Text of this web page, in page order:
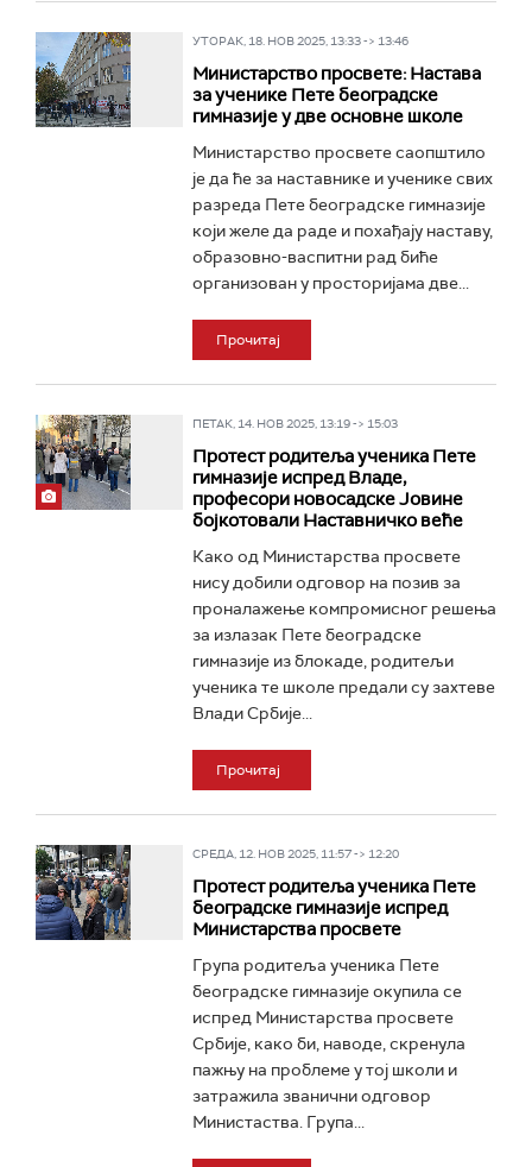
УТОРАК, 18. НОВ 2025, 13:33 -> 13:46
Министарство просвете: Настава
за ученике Пете београдске
гимназије у две основне школе
Министарство просвете саопштило
је да ће за наставнике и ученике свих
разреда Пете београдске гимназије
који желе да раде и похађају наставу,
образовно-васпитни рад биће
организован у просторијама две...
Прочитај
ПЕТАК, 14. НОВ 2025, 13:19 -> 15:03
Протест родитеља ученика Пете
гимназије испред Владе,
професори новосадске Јовине
бојкотовали Наставничко веће
Како од Министарства просвете
нису добили одговор на позив за
проналажење компромисног решења
за излазак Пете београдске
гимназије из блокаде, родитељи
ученика те школе предали су захтеве
Влади Србије...
Прочитај
СРЕДА, 12. НОВ 2025, 11:57 -> 12:20
Протест родитеља ученика Пете
београдске гимназије испред
Министарства просвете
Група родитеља ученика Пете
београдске гимназије окупила се
испред Министарства просвете
Србије, како би, наводе, скренула
пажњу на проблеме у тој школи и
затражила званични одговор
Министаства. Група...